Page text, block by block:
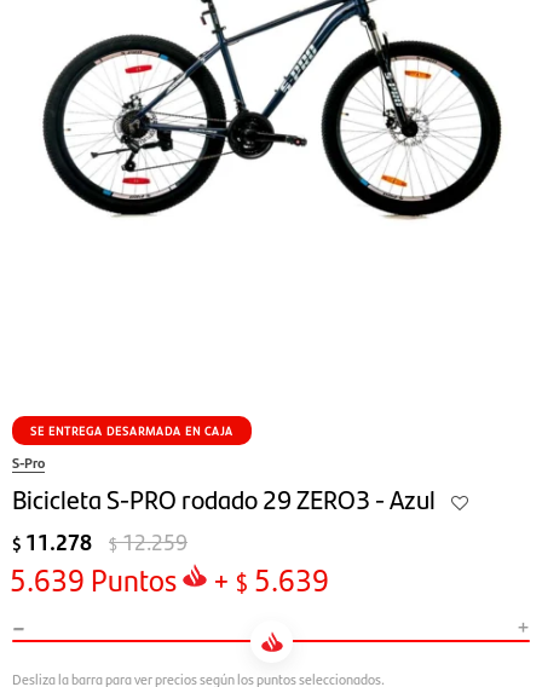
SE ENTREGA DESARMADA EN CAJA
S-Pro
Bicicleta S-PRO rodado 29 ZERO3 - Azul
$ 11.278 $12.259
5.639 Puntos + $ 5.639
- +